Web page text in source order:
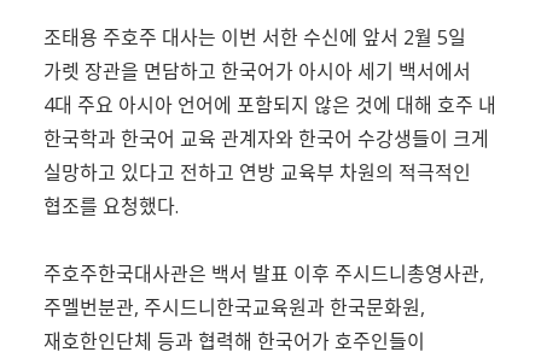
조태용 주호주 대사는 이번 서한 수신에 앞서 2월 5일
가렛 장관을 면담하고 한국어가 아시아 세기 백서에서
4대 주요 아시아 언어에 포함되지 않은 것에 대해 호주 내
한국학과 한국어 교육 관계자와 한국어 수강생들이 크게
실망하고 있다고 전하고 연방 교육부 차원의 적극적인
협조를 요청했다.
주호주한국대사관은 백서 발표 이후 주시드니총영사관,
주멜번분관, 주시드니한국교육원과 한국문화원,
재호한인단체 등과 협력해 한국어가 호주인들이